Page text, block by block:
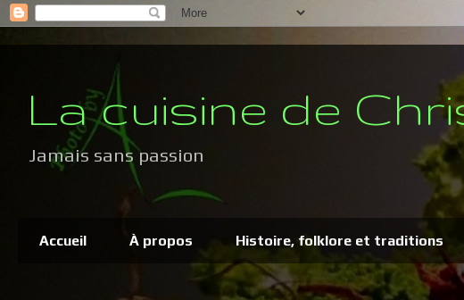
La cuisine de
Jamais sans passion
Accueil À propos Histoire, folklore et traditions